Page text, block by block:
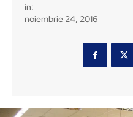
in:
noiembrie 24, 2016